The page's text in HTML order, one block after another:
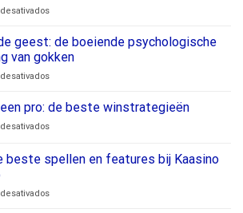
em
heyecanını
yaşayın:
tam
casino
sizi
geest: de boeiende psychologische
van gokken
em
de
de
psychologische
gokken
pro: de beste winstrategieën
em
een
de
beste spellen en features bij Kaasino
em